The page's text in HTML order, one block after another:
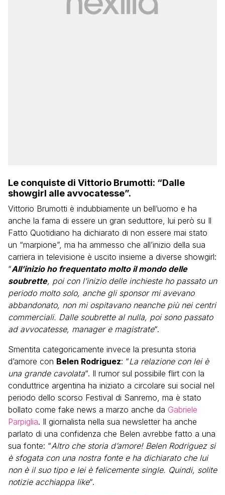
Le conquiste di Vittorio Brumotti: “Dalle
showgirl alle avvocatesse”.
Vittorio Brumotti è indubbiamente un bell’uomo e ha
anche la fama di essere un gran seduttore, lui però su Il
Fatto Quotidiano ha dichiarato di non essere mai stato
un “marpione”, ma ha ammesso che all’inizio della sua
carriera in televisione è uscito insieme a diverse showgirl:
“All’inizio ho frequentato molto il mondo delle
soubrette, poi con l’inizio delle inchieste ho passato un
periodo molto solo, anche gli sponsor mi avevano
abbandonato, non mi ospitavano neanche più nei centri
commerciali. Dalle soubrette al nulla, poi sono passato
ad avvocatesse, manager e magistrate“.
Smentita categoricamente invece la presunta storia
d’amore con Belen Rodriguez: “La relazione con lei è
una grande cavolata“. Il rumor sul possibile flirt con la
conduttrice argentina ha iniziato a circolare sui social nel
periodo dello scorso Festival di Sanremo, ma è stato
bollato come fake news a marzo anche da Gabriele
Parpiglia. Il giornalista nella sua newsletter ha anche
parlato di una confidenza che Belen avrebbe fatto a una
sua fonte: “Altro che storia d’amore! Belen Rodriguez si
è sfogata con una nostra fonte e ha dichiarato che lui
non è il suo tipo e lei è felicemente single. Quindi, solite
notizie acchiappa like“.